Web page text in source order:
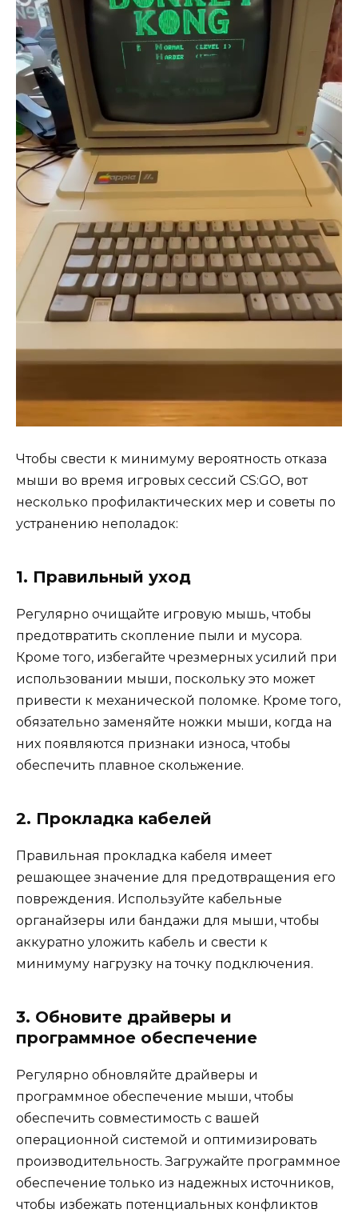
Чтобы свести к минимуму вероятность отказа
мыши во время игровых сессий CS:GO, вот
несколько профилактических мер и советы по
устранению неполадок:
1. Правильный уход
Регулярно очищайте игровую мышь, чтобы
предотвратить скопление пыли и мусора.
Кроме того, избегайте чрезмерных усилий при
использовании мыши, поскольку это может
привести к механической поломке. Кроме того,
обязательно заменяйте ножки мыши, когда на
них появляются признаки износа, чтобы
обеспечить плавное скольжение.
2. Прокладка кабелей
Правильная прокладка кабеля имеет
решающее значение для предотвращения его
повреждения. Используйте кабельные
органайзеры или бандажи для мыши, чтобы
аккуратно уложить кабель и свести к
минимуму нагрузку на точку подключения.
3. Обновите драйверы и
программное обеспечение
Регулярно обновляйте драйверы и
программное обеспечение мыши, чтобы
обеспечить совместимость с вашей
операционной системой и оптимизировать
производительность. Загружайте программное
обеспечение только из надежных источников,
чтобы избежать потенциальных конфликтов